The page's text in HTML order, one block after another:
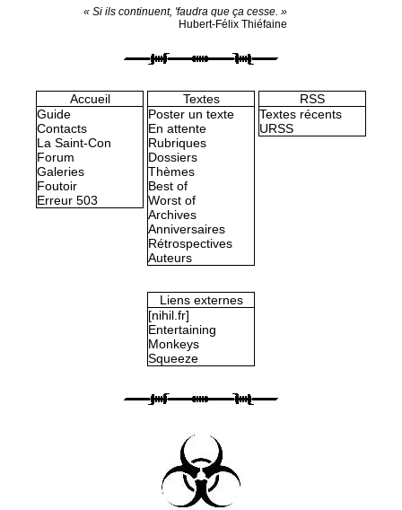
« Si ils continuent, 'faudra que ça cesse. »
Hubert-Félix Thiéfaine
Accueil
Guide
Contacts
La Saint-Con
Forum
Galeries
Foutoir
Erreur 503
Textes
Poster un texte
En attente
Rubriques
Dossiers
Thèmes
Best of
Worst of
Archives
Anniversaires
Rétrospectives
Auteurs
RSS
Textes récents
URSS
Liens externes
[nihil.fr]
Entertaining
Monkeys
Squeeze